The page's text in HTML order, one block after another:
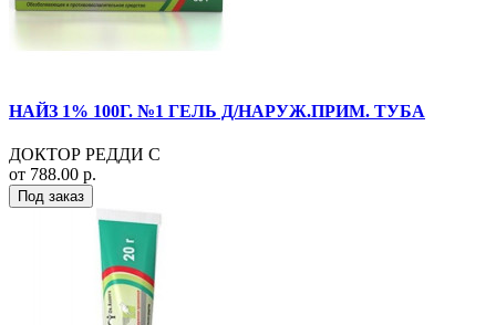
НАЙЗ 1% 100Г. №1 ГЕЛЬ Д/НАРУЖ.ПРИМ. ТУБА
ДОКТОР РЕДДИ С
от 788.00 р.
Под заказ